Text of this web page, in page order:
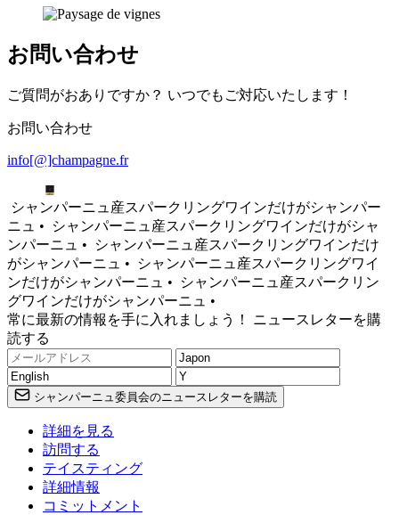
お問い合わせ
ご質問がおありですか？ いつでもご対応いたします！
お問い合わせ
info[@]champagne.fr
シャンパーニュ産スパークリングワインだけがシャンパー
ニュ •
シャンパーニュ産スパークリングワインだけがシャ
ンパーニュ •
シャンパーニュ産スパークリングワインだけ
がシャンパーニュ •
シャンパーニュ産スパークリングワイ
ンだけがシャンパーニュ •
シャンパーニュ産スパークリン
グワインだけがシャンパーニュ •
常に最新の情報を手に入れましょう！ ニュースレターを購
読する
シャンパーニュ委員会のニュースレターを購読
詳細を見る
訪問する
テイスティング
詳細情報
コミットメント